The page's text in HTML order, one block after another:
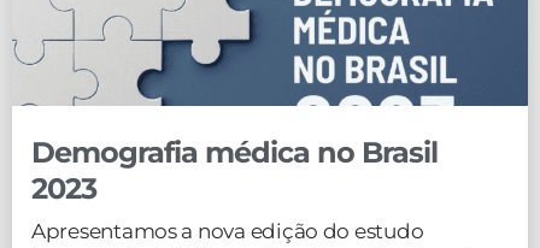
Demografia médica no Brasil
2023
Apresentamos a nova edição do estudo